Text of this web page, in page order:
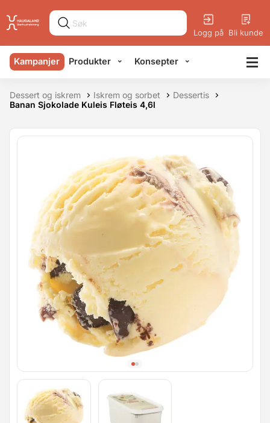
Logg på Bli kunde
Kampanjer Produkter Konsepter
Dessert og iskrem Iskrem og sorbet
Dessertis
Banan Sjokolade Kuleis Fløteis 4,6l